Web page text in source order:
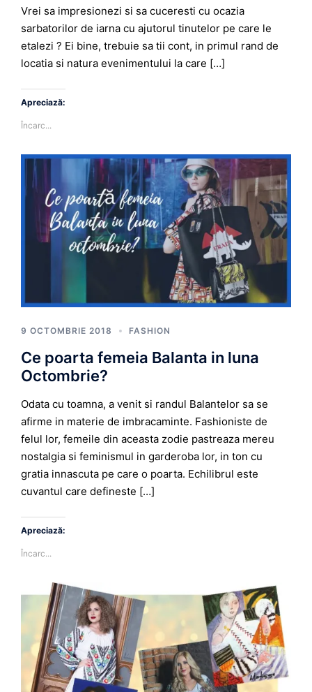
Vrei sa impresionezi si sa cuceresti cu ocazia
sarbatorilor de iarna cu ajutorul tinutelor pe care le
etalezi ? Ei bine, trebuie sa tii cont, in primul rand de
locatia si natura evenimentului la care […]
Apreciază:
Încarc...
9 OCTOMBRIE 2018 FASHION
Ce poarta femeia Balanta in luna
Octombrie?
Odata cu toamna, a venit si randul Balantelor sa se
afirme in materie de imbracaminte. Fashioniste de
felul lor, femeile din aceasta zodie pastreaza mereu
nostalgia si feminismul in garderoba lor, in ton cu
gratia innascuta pe care o poarta. Echilibrul este
cuvantul care defineste […]
Apreciază:
Încarc...